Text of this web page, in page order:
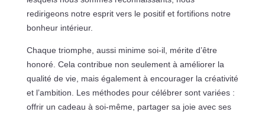
redirigeons notre esprit vers le positif et fortifions notre
bonheur intérieur.
Chaque triomphe, aussi minime soi-il, mérite d’être
honoré. Cela contribue non seulement à améliorer la
qualité de vie, mais également à encourager la créativité
et l’ambition. Les méthodes pour célébrer sont variées :
offrir un cadeau à soi-même, partager sa joie avec ses